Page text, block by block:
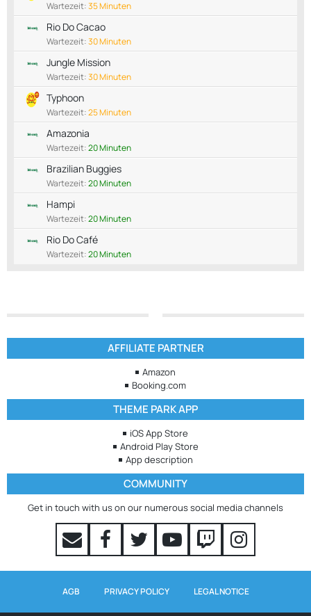
Wartezeit:35 Minuten
Rio Do Cacao
Wartezeit:30 Minuten
Jungle Mission
Wartezeit:30 Minuten
Typhoon
Wartezeit:25 Minuten
Amazonia
Wartezeit:20 Minuten
Brazilian Buggies
Wartezeit:20 Minuten
Hampi
Wartezeit:20 Minuten
Rio Do Café
Wartezeit:20 Minuten
AFFILIATE PARTNER
Amazon
Booking.com
THEME PARK APP
iOS App Store
Android Play Store
App description
COMMUNITY
Get in touch with us on our numerous social media channels
AGB PRIVACY POLICY LEGAL NOTICE